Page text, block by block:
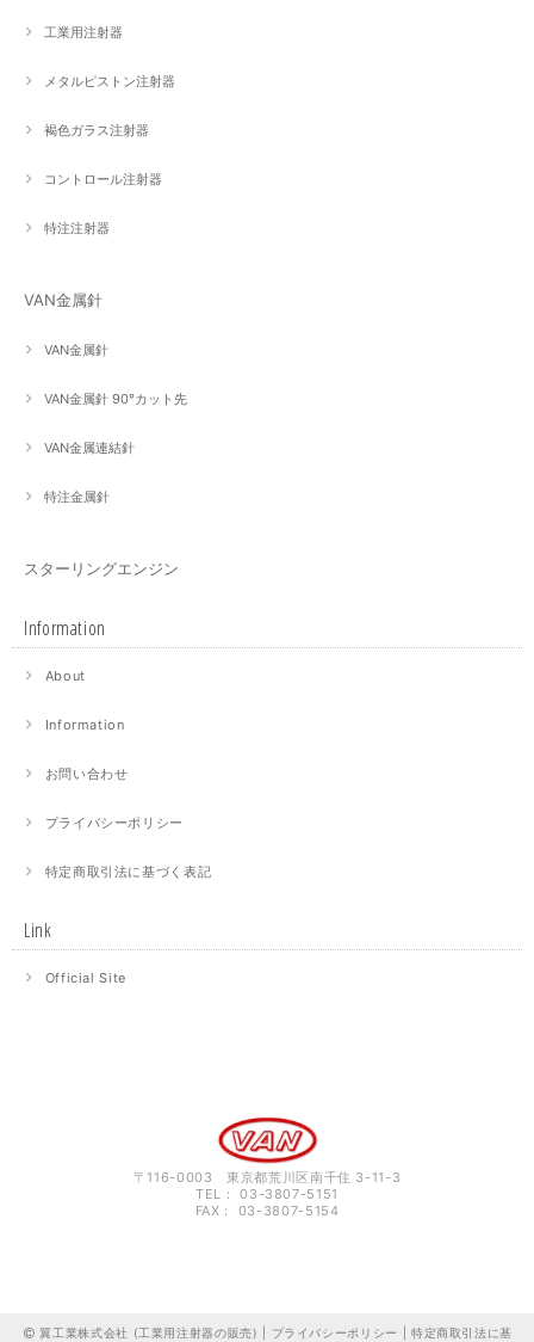
工業用注射器
メタルピストン注射器
褐色ガラス注射器
コントロール注射器
特注注射器
VAN金属針
VAN金属針
VAN金属針 90°カット先
VAN金属連結針
特注金属針
スターリングエンジン
Information
About
Information
お問い合わせ
プライバシーポリシー
特定商取引法に基づく表記
Link
Official Site
〒116-0003 東京都荒川区南千住 3-11-3
TEL： 03-3807-5151
FAX： 03-3807-5154
翼工業株式会社 (工業用注射器の販売) | プライバシーポリシー
特定商取引法に基